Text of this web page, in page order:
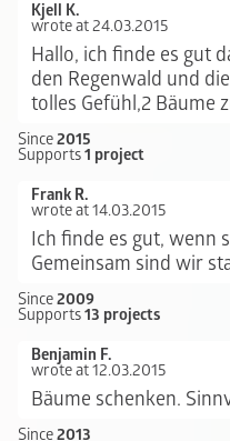
Kjell K.
wrote at 24.03.2015
Hallo, ich finde es gut
den Regenwald und
tolles Gefühl,2 Bäume
Since2015
Supports1 project
Frank R.
wrote at 14.03.2015
Ich finde es gut, wenn
Gemeinsam sind wir
Since2009
Supports13 projects
Benjamin F.
wrote at 12.03.2015
Bäume schenken.
Since2013